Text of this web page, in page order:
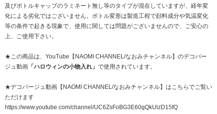
及びボトルキャップのラミネート無し等のタイプが混在していますが、経年変
化による劣化ではございません。ボトル変形は製造工程で顔料成分や気温変化
等の条件で起きる現象で、使用に関しては問題がございませんので、ご安心の
上、ご使用下さい。
★この商品は、YouTube【NAOMI CHANNEL/なおみチャンネル】のデコパー
ジュ動画 「ハロウィンの小物入れ」 で使用されています。
★デコパージュ動画【NAOMI CHANNEL/なおみチャンネル】はこちらでご覧い
ただけます
https://www.youtube.com/channel/UC6ZsFoBG3E60gQkUlzD15fQ